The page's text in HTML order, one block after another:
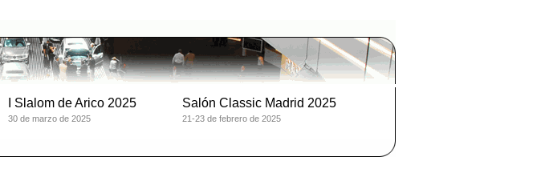
I Slalom de Arico 2025
30 de marzo de 2025
Salón Classic Madrid 2025
21-23 de febrero de 2025